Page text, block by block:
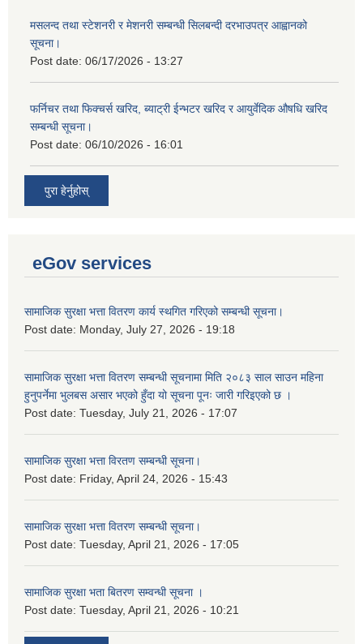
मसलन्द तथा स्टेशनरी र मेशनरी सम्बन्धी सिलबन्दी दरभाउपत्र आह्वानको
सूचना।
Post date: 06/17/2026 - 13:27
फर्निचर तथा फिक्चर्स खरिद, ब्याट‍्री ईन्भटर खरिद र आयुर्वेदिक औषधि खरिद
सम्बन्धी सूचना।
Post date: 06/10/2026 - 16:01
पुरा हेर्नुहोस्
eGov services
सामाजिक सुरक्षा भत्ता वितरण कार्य स्थगित गरिएको सम्बन्धी सूचना।
Post date: Monday, July 27, 2026 - 19:18
सामाजिक सुरक्षा भत्ता वितरण सम्बन्धी सूचनामा मिति २०८३ साल साउन महिना
हुनुपर्नेमा भुलबस असार भएको हुँदा यो सूचना पूनः जारी गरिइएको छ ।
Post date: Tuesday, July 21, 2026 - 17:07
सामाजिक सुरक्षा भत्ता विरतण सम्बन्धी सूचना।
Post date: Friday, April 24, 2026 - 15:43
सामाजिक सुरक्षा भत्ता वितरण सम्‍बन्धी सूचना।
Post date: Tuesday, April 21, 2026 - 17:05
सामाजिक सुरक्षा भता बितरण सम्वन्धी सूचना ।
Post date: Tuesday, April 21, 2026 - 10:21